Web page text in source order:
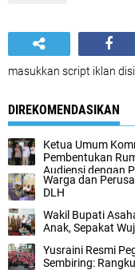
masukkan script iklan
DIREKOMENDASIKAN
Ketua Umum
Pembentukan
Audiensi dengan
Warga dan
DLH
Wakil Bupati
Anak, Sepakat
Yusraini Resmi
Sembiring: